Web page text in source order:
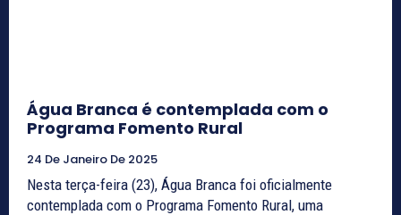
Água Branca é contemplada com o
Programa Fomento Rural
24 De Janeiro De 2025
Nesta terça-feira (23), Água Branca foi oficialmente
contemplada com o Programa Fomento Rural, uma